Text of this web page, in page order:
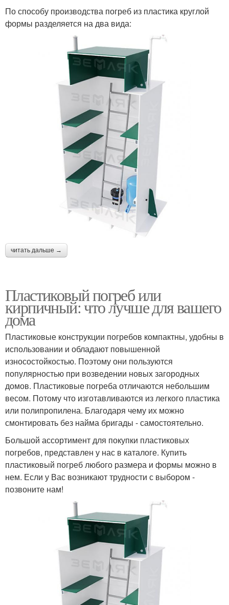
По способу производства погреб из пластика круглой
формы разделяется на два вида:
читать дальше →
Пластиковый погреб или
кирпичный: что лучше для вашего
дома
Пластиковые конструкции погребов компактны, удобны в
использовании и обладают повышенной
износостойкостью. Поэтому они пользуются
популярностью при возведении новых загородных
домов. Пластиковые погреба отличаются небольшим
весом. Потому что изготавливаются из легкого пластика
или полипропилена. Благодаря чему их можно
смонтировать без найма бригады - самостоятельно.
Большой ассортимент для покупки пластиковых
погребов, представлен у нас в каталоге. Купить
пластиковый погреб любого размера и формы можно в
нем. Если у Вас возникают трудности с выбором -
позвоните нам!